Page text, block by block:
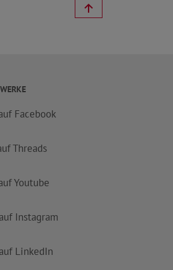
Facebook
Threads
Youtube
Instagram
LinkedIn